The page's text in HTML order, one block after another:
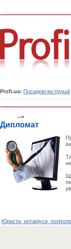
Profi.ua: Посадові інструкції
-->
Дипломат
Юристи, нотаріуси,